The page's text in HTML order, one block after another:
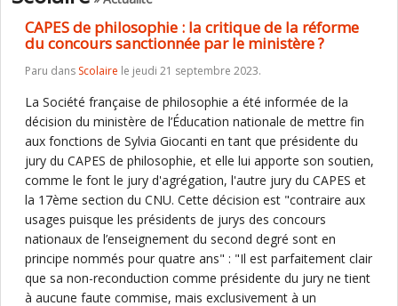
CAPES de philosophie : la critique de la réforme
du concours sanctionnée par le ministère ?
Paru dans Scolaire le jeudi 21 septembre 2023.
La Société française de philosophie a été informée de la
décision du ministère de l’Éducation nationale de mettre fin
aux fonctions de Sylvia Giocanti en tant que présidente du
jury du CAPES de philosophie, et elle lui apporte son soutien,
comme le font le jury d'agrégation, l'autre jury du CAPES et
la 17ème section du CNU. Cette décision est "contraire aux
usages puisque les présidents de jurys des concours
nationaux de l’enseignement du second degré sont en
principe nommés pour quatre ans" : "Il est parfaitement clair
que sa non-reconduction comme présidente du jury ne tient
à aucune faute commise, mais exclusivement à un